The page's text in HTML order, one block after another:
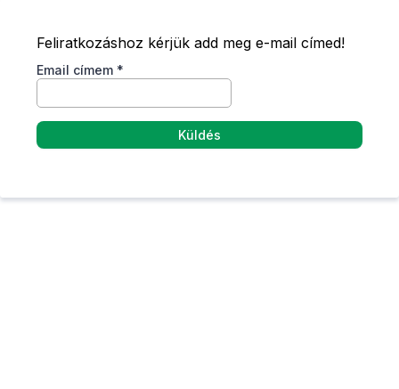
Feliratkozáshoz kérjük add meg e-mail címed!
Email címem *
Küldés